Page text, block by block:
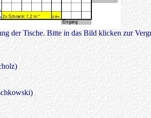
der Tische. Bitte in das Bild klicken zur